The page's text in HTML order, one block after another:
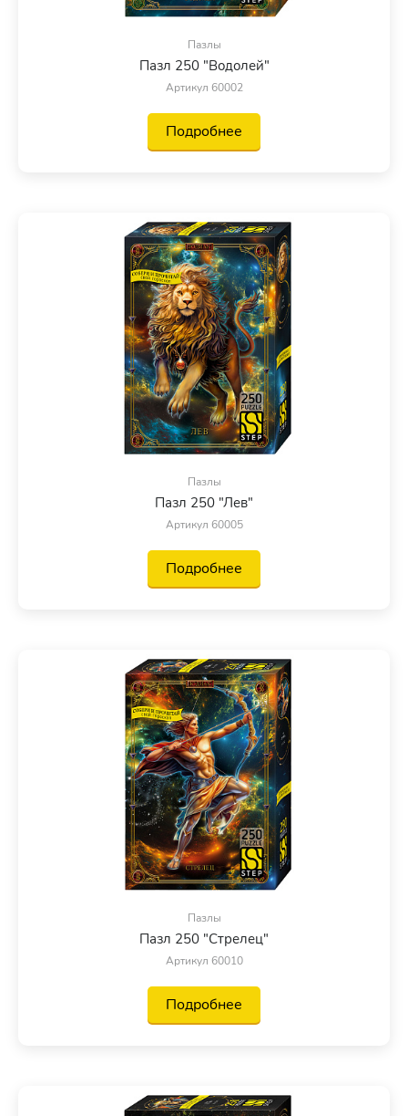
Пазлы
Пазл 250 "Водолей"
Артикул 60002
Подробнее
Пазлы
Пазл 250 "Лев"
Артикул 60005
Подробнее
Пазлы
Пазл 250 "Стрелец"
Артикул 60010
Подробнее